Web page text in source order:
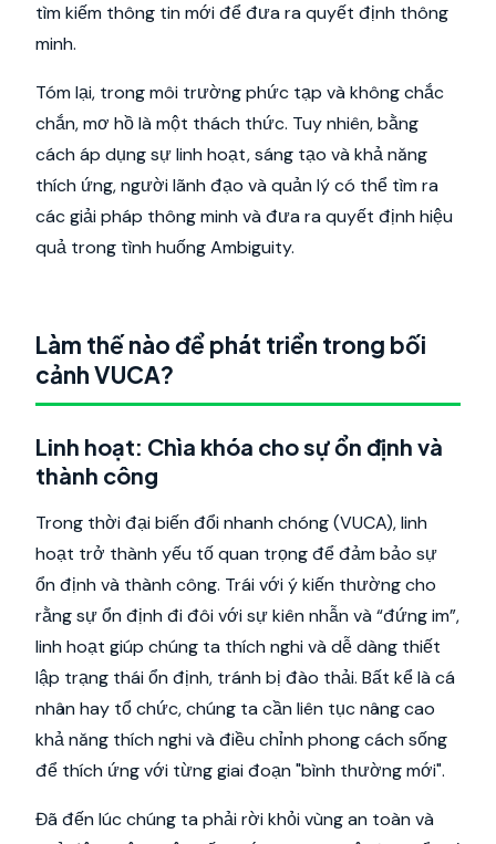
tìm kiếm thông tin mới để đưa ra quyết định thông
minh.
Tóm lại, trong môi trường phức tạp và không chắc
chắn, mơ hồ là một thách thức. Tuy nhiên, bằng
cách áp dụng sự linh hoạt, sáng tạo và khả năng
thích ứng, người lãnh đạo và quản lý có thể tìm ra
các giải pháp thông minh và đưa ra quyết định hiệu
quả trong tình huống Ambiguity.
Làm thế nào để phát triển trong bối
cảnh VUCA?
Linh hoạt: Chìa khóa cho sự ổn định và
thành công
Trong thời đại biến đổi nhanh chóng (VUCA), linh
hoạt trở thành yếu tố quan trọng để đảm bảo sự
ổn định và thành công. Trái với ý kiến thường cho
rằng sự ổn định đi đôi với sự kiên nhẫn và “đứng im”,
linh hoạt giúp chúng ta thích nghi và dễ dàng thiết
lập trạng thái ổn định, tránh bị đào thải. Bất kể là cá
nhân hay tổ chức, chúng ta cần liên tục nâng cao
khả năng thích nghi và điều chỉnh phong cách sống
để thích ứng với từng giai đoạn "bình thường mới".
Đã đến lúc chúng ta phải rời khỏi vùng an toàn và